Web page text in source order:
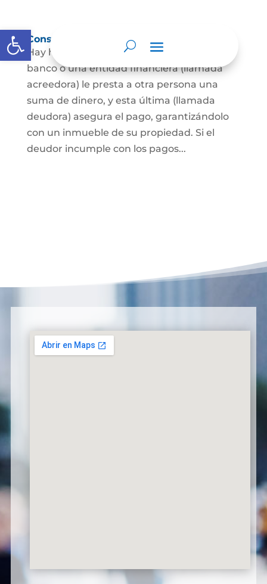
Abrir barra de herramientas
Constitución de hipoteca
Hay hipoteca cuando una persona, o un
banco o una entidad financiera (llamada
acreedora) le presta a otra persona una
suma de dinero, y esta última (llamada
deudora) asegura el pago, garantizándolo
con un inmueble de su propiedad. Si el
deudor incumple con los pagos...